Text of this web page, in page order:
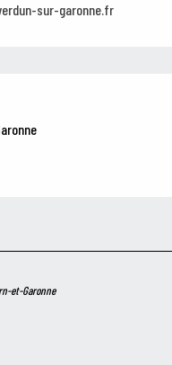
sur-garonne.fr
et-Garonne